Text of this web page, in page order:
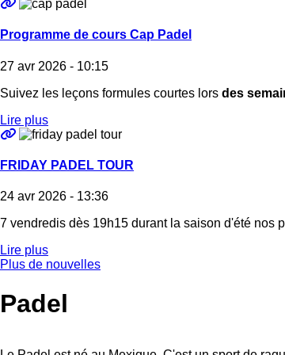
Programme de cours Cap Padel
27 avr 2026 - 10:15
Suivez les leçons formules courtes lors des
Lire plus
FRIDAY PADEL TOUR
24 avr 2026 - 13:36
7 vendredis dès 19h15 durant la saison d'été nos
Lire plus
Plus de nouvelles
Padel